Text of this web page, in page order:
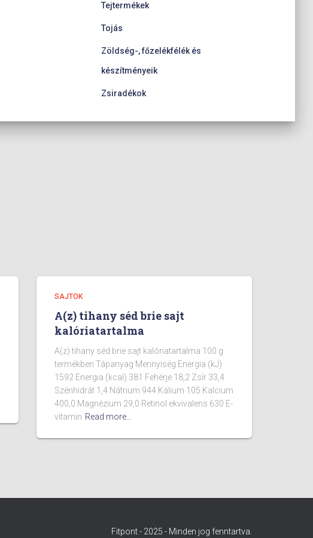
Tejtermékek
Tojás
Zöldség-, főzelékfélék és
készítményeik
Zsiradékok
SAJTOK
A(z) tihany séd brie sajt
kalóriatartalma
A(z) tihany séd brie sajt kalóriatartalma 100 g
termékben Tápanyag Mennyiség Energia (kJ)
1592 Energia (kcal) 381 Fehérje 18,2 Zsír 33,4
Szénhidrát 1,4 Nátrium 944 Kálium 105 Kalcium
400,0 Magnézium 29,0 Retinol ekvivalens 630 E-
vitamin Read more…
Fitpont - 2025 - Minden jog fenntartva.